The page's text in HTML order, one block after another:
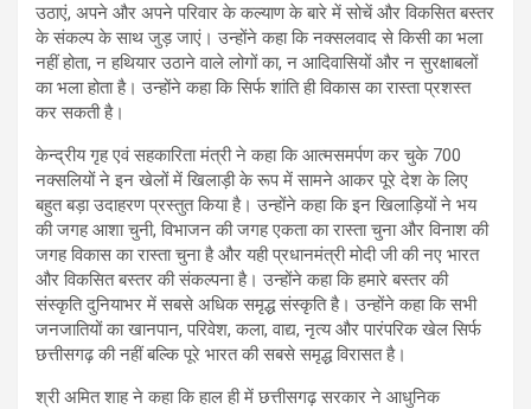
उठाएं, अपने और अपने परिवार के कल्याण के बारे में सोचें और विकसित बस्तर
के संकल्प के साथ जुड़ जाएं। उन्होंने कहा कि नक्सलवाद से किसी का भला
नहीं होता, न हथियार उठाने वाले लोगों का, न आदिवासियों और न सुरक्षाबलों
का भला होता है। उन्होंने कहा कि सिर्फ शांति ही विकास का रास्ता प्रशस्त
कर सकती है।
केन्द्रीय गृह एवं सहकारिता मंत्री ने कहा कि आत्मसमर्पण कर चुके 700
नक्सलियों ने इन खेलों में खिलाड़ी के रूप में सामने आकर पूरे देश के लिए
बहुत बड़ा उदाहरण प्रस्तुत किया है। उन्होंने कहा कि इन खिलाड़ियों ने भय
की जगह आशा चुनी, विभाजन की जगह एकता का रास्ता चुना और विनाश की
जगह विकास का रास्ता चुना है और यही प्रधानमंत्री मोदी जी की नए भारत
और विकसित बस्तर की संकल्पना है। उन्होंने कहा कि हमारे बस्तर की
संस्कृति दुनियाभर में सबसे अधिक समृद्ध संस्कृति है। उन्होंने कहा कि सभी
जनजातियों का खानपान, परिवेश, कला, वाद्य, नृत्य और पारंपरिक खेल सिर्फ
छत्तीसगढ़ की नहीं बल्कि पूरे भारत की सबसे समृद्ध विरासत है।
श्री अमित शाह ने कहा कि हाल ही में छत्तीसगढ़ सरकार ने आधुनिक